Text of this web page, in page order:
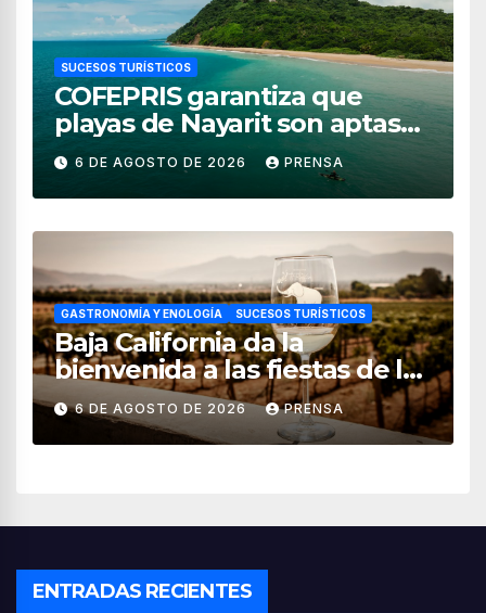
SUCESOS TURÍSTICOS
COFEPRIS garantiza que
playas de Nayarit son aptas
para uso recreativo
6 DE AGOSTO DE 2026 PRENSA
GASTRONOMÍA Y ENOLOGÍA SUCESOS TURÍSTICOS
Baja California da la
bienvenida a las fiestas de la
vendimia 2026
6 DE AGOSTO DE 2026 PRENSA
ENTRADAS RECIENTES